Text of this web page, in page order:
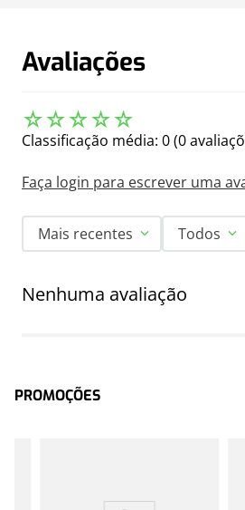
Avaliações
☆☆☆☆☆
Classificação média: 0(0
Faça login para escrever uma
Mais recentes Todos
Nenhuma avaliação
PROMOÇÕES